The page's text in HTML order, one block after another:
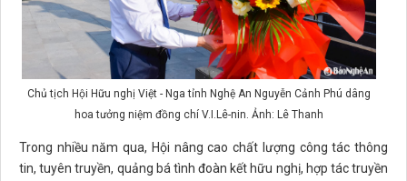
Chủ tịch Hội Hữu nghị Việt - Nga tỉnh Nghệ An Nguyễn Cảnh Phú dâng
hoa tưởng niệm đồng chí V.I.Lê-nin. Ảnh: Lê Thanh
Trong nhiều năm qua, Hội nâng cao chất lượng công tác thông
tin, tuyên truyền, quảng bá tình đoàn kết hữu nghị, hợp tác truyền